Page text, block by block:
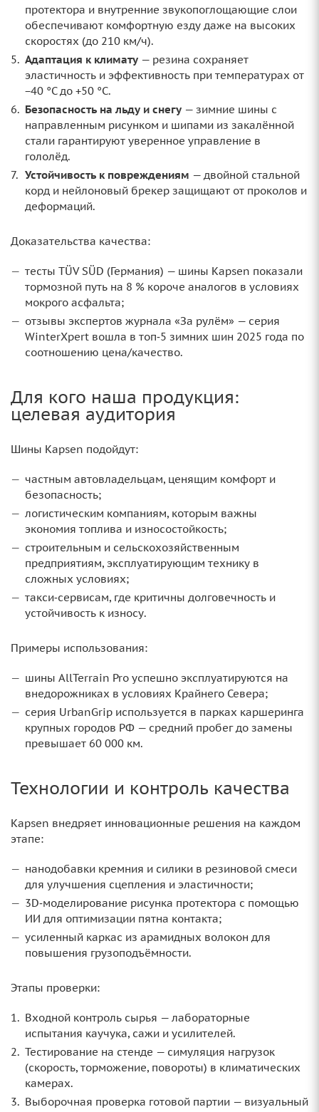
протектора и внутренние звукопоглощающие слои
обеспечивают комфортную езду даже на высоких
скоростях (до 210 км/ч).
Адаптация к климату — резина сохраняет
эластичность и эффективность при температурах от
−40 °C до +50 °C.
Безопасность на льду и снегу — зимние шины с
направленным рисунком и шипами из закалённой
стали гарантируют уверенное управление в
гололёд.
Устойчивость к повреждениям — двойной стальной
корд и нейлоновый брекер защищают от проколов и
деформаций.
Доказательства качества:
тесты TÜV SÜD (Германия) — шины Kapsen показали
тормозной путь на 8 % короче аналогов в условиях
мокрого асфальта;
отзывы экспертов журнала «За рулём» — серия
WinterXpert вошла в топ‑5 зимних шин 2025 года по
соотношению цена/качество.
Для кого наша продукция:
целевая аудитория
Шины Kapsen подойдут:
частным автовладельцам, ценящим комфорт и
безопасность;
логистическим компаниям, которым важны
экономия топлива и износостойкость;
строительным и сельскохозяйственным
предприятиям, эксплуатирующим технику в
сложных условиях;
такси‑сервисам, где критичны долговечность и
устойчивость к износу.
Примеры использования:
шины AllTerrain Pro успешно эксплуатируются на
внедорожниках в условиях Крайнего Севера;
серия UrbanGrip используется в парках каршеринга
крупных городов РФ — средний пробег до замены
превышает 60 000 км.
Технологии и контроль качества
Kapsen внедряет инновационные решения на каждом
этапе:
нанодобавки кремния и силики в резиновой смеси
для улучшения сцепления и эластичности;
3D‑моделирование рисунка протектора с помощью
ИИ для оптимизации пятна контакта;
усиленный каркас из арамидных волокон для
повышения грузоподъёмности.
Этапы проверки:
Входной контроль сырья — лабораторные
испытания каучука, сажи и усилителей.
Тестирование на стенде — симуляция нагрузок
(скорость, торможение, повороты) в климатических
камерах.
Выборочная проверка готовой партии — визуальный